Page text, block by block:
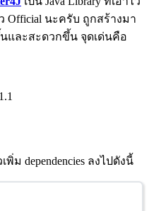
Official นะครับ ถูกสร้างมา
นและสะดวกขึ้น จุดเด่นคือ
ม dependencies ลงไปดังนี้